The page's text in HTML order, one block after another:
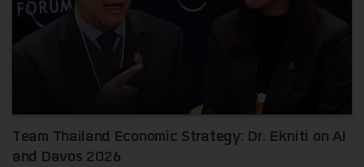
Team Thailand Economic Strategy: Dr. Ekniti on AI
and Davos 2026